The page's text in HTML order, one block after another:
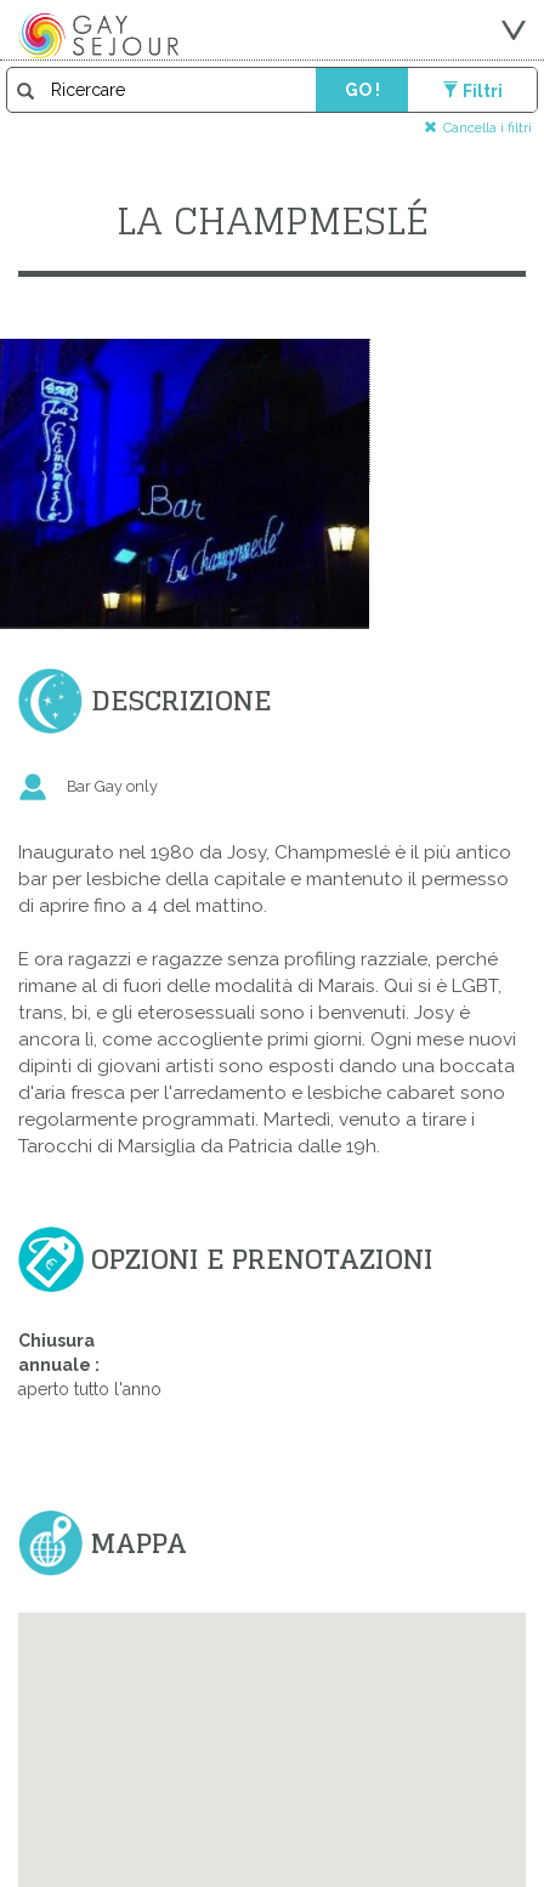
GO ! Filtri
Cancella i filtri
LA CHAMPMESLÉ
DESCRIZIONE
Bar Gay only
Inaugurato nel 1980 da Josy, Champmeslé è il più antico
bar per lesbiche della capitale e mantenuto il permesso
di aprire fino a 4 del mattino.
E ora ragazzi e ragazze senza profiling razziale, perché
rimane al di fuori delle modalità di Marais. Qui si è LGBT,
trans, bi, e gli eterosessuali sono i benvenuti. Josy è
ancora lì, come accogliente primi giorni. Ogni mese nuovi
dipinti di giovani artisti sono esposti dando una boccata
d'aria fresca per l'arredamento e lesbiche cabaret sono
regolarmente programmati. Martedì, venuto a tirare i
Tarocchi di Marsiglia da Patricia dalle 19h.
OPZIONI E PRENOTAZIONI
Chiusura
annuale :
aperto tutto l'anno
MAPPA